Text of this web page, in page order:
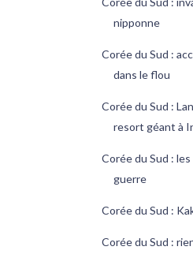
nipponne
Corée du Sud :
dans le flou
Corée du Sud :
resort géant à
Corée du Sud :
guerre
Corée du Sud :
Corée du Sud :